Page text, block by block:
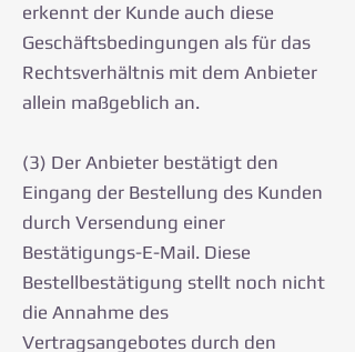
erkennt der Kunde auch diese
Geschäftsbedingungen als für das
Rechtsverhältnis mit dem Anbieter
allein maßgeblich an.
(3) Der Anbieter bestätigt den
Eingang der Bestellung des Kunden
durch Versendung einer
Bestätigungs-E-Mail. Diese
Bestellbestätigung stellt noch nicht
die Annahme des
Vertragsangebotes durch den